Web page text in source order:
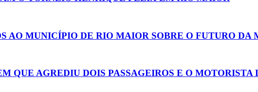
AO MUNICÍPIO DE RIO MAIOR SOBRE O FUTURO DA
QUE AGREDIU DOIS PASSAGEIROS E O